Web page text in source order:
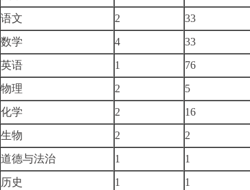
语文 2
33
数学
4
33
英语
1
76
物理
2
5
化学
2
16
生物
2
2
道德与法治
1
1
历史
1
1